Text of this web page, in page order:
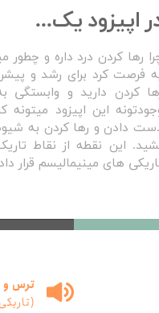
اپیزود یک...
رها کردن درد داره و
فرصت کرد برای رشد و
کردن دارید و وابستگی
این اپیزود میتونه
دادن و رها کردن به
این نقطه از نقاط
های مینیمالیسم قرار
ترس و